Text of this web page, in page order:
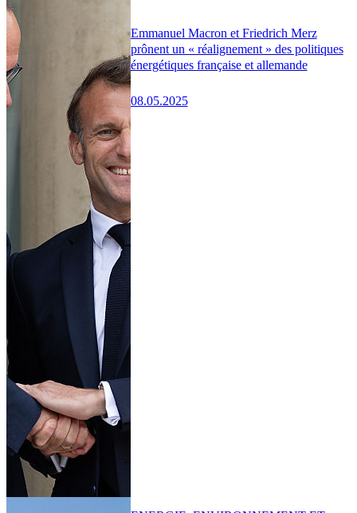
Emmanuel Macron et Friedrich Merz
prônent un « réalignement » des politiques
énergétiques française et allemande
08.05.2025